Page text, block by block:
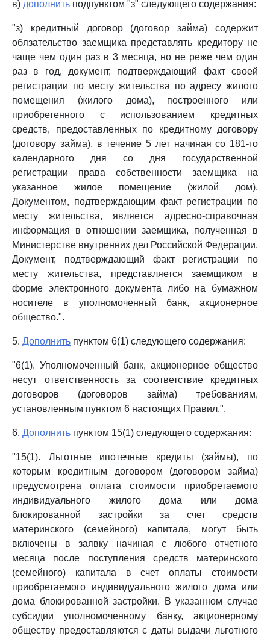
в) дополнить подпунктом "з" следующего содержания:
"з) кредитный договор (договор займа) содержит
обязательство заемщика представлять кредитору не
чаще чем один раз в 3 месяца, но не реже чем один
раз в год, документ, подтверждающий факт своей
регистрации по месту жительства по адресу жилого
помещения (жилого дома), построенного или
приобретенного с использованием кредитных
средств, предоставленных по кредитному договору
(договору займа), в течение 5 лет начиная со 181-го
календарного дня со дня государственной
регистрации права собственности заемщика на
указанное жилое помещение (жилой дом).
Документом, подтверждающим факт регистрации по
месту жительства, является адресно-справочная
информация в отношении заемщика, полученная в
Министерстве внутренних дел Российской Федерации.
Документ, подтверждающий факт регистрации по
месту жительства, представляется заемщиком в
форме электронного документа либо на бумажном
носителе в уполномоченный банк, акционерное
общество.".
5. Дополнить пунктом 6(1) следующего содержания:
"6(1). Уполномоченный банк, акционерное общество
несут ответственность за соответствие кредитных
договоров (договоров займа) требованиям,
установленным пунктом 6 настоящих Правил.".
6. Дополнить пунктом 15(1) следующего содержания:
"15(1). Льготные ипотечные кредиты (займы), по
которым кредитным договором (договором займа)
предусмотрена оплата стоимости приобретаемого
индивидуального жилого дома или дома
блокированной застройки за счет средств
материнского (семейного) капитала, могут быть
включены в заявку начиная с любого отчетного
месяца после поступления средств материнского
(семейного) капитала в счет оплаты стоимости
приобретаемого индивидуального жилого дома или
дома блокированной застройки. В указанном случае
субсидии уполномоченному банку, акционерному
обществу предоставляются с даты выдачи льготного